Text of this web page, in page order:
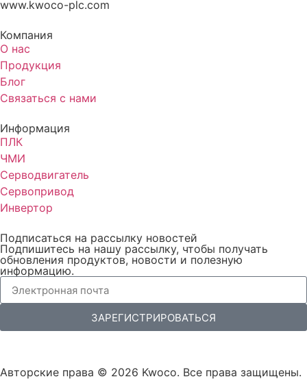
www.kwoco-plc.com
Компания
О нас
Продукция
Блог
Связаться с нами
Информация
ПЛК
ЧМИ
Серводвигатель
Сервопривод
Инвертор
Подписаться на рассылку новостей
Подпишитесь на нашу рассылку, чтобы получать
обновления продуктов, новости и полезную
информацию.
ЗАРЕГИСТРИРОВАТЬСЯ
Авторские права © 2026 Kwoco. Все права защищены.